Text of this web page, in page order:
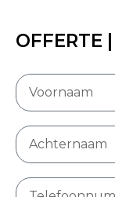
OFFERTE